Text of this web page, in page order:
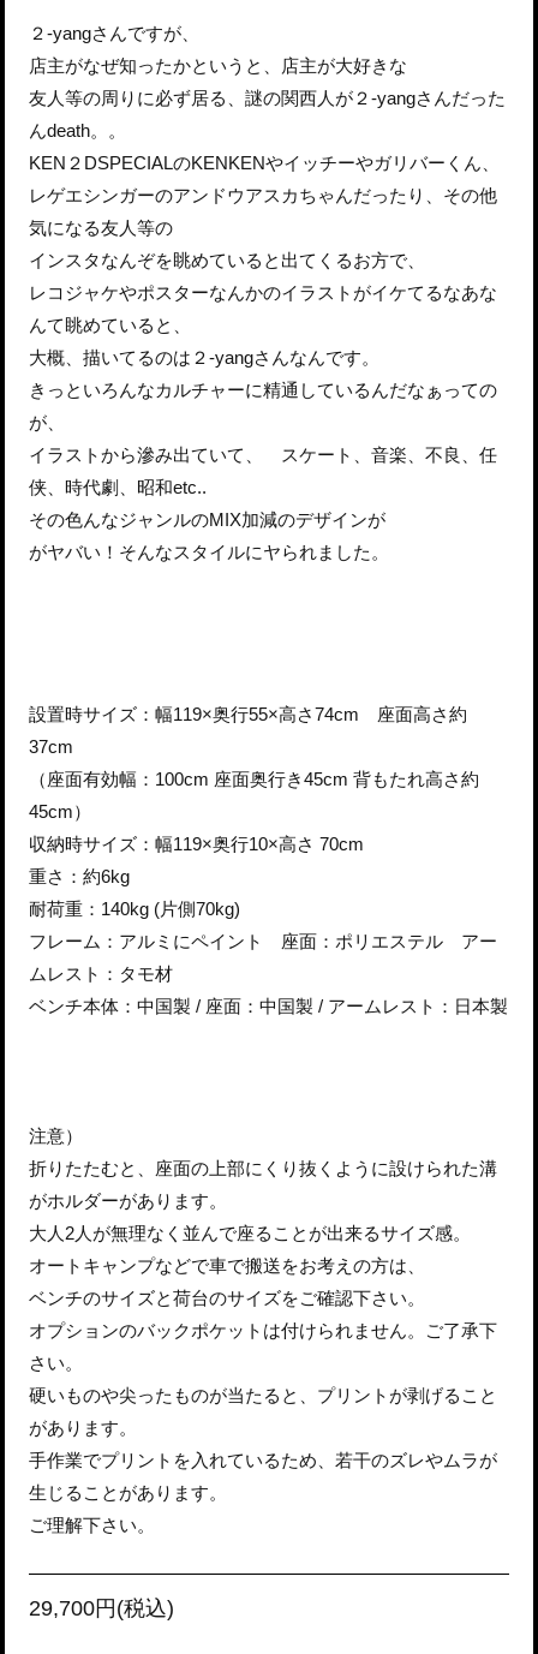
２-yangさんですが、
店主がなぜ知ったかというと、店主が大好きな
友人等の周りに必ず居る、謎の関西人が２-yangさんだった
んdeath。。
KEN２DSPECIALのKENKENやイッチーやガリバーくん、
レゲエシンガーのアンドウアスカちゃんだったり、その他
気になる友人等の
インスタなんぞを眺めていると出てくるお方で、
レコジャケやポスターなんかのイラストがイケてるなあな
んて眺めていると、
大概、描いてるのは２-yangさんなんです。
きっといろんなカルチャーに精通しているんだなぁっての
が、
イラストから滲み出ていて、 スケート、音楽、不良、任
侠、時代劇、昭和etc..
その色んなジャンルのMIX加減のデザインが
がヤバい！そんなスタイルにヤられました。
設置時サイズ：幅119×奥行55×高さ74cm 座面高さ約
37cm
（座面有効幅：100cm 座面奥行き45cm 背もたれ高さ約
45cm）
収納時サイズ：幅119×奥行10×高さ 70cm
重さ：約6kg
耐荷重：140kg (片側70kg)
フレーム：アルミにペイント 座面：ポリエステル アー
ムレスト：タモ材
ベンチ本体：中国製 / 座面：中国製 / アームレスト：日本製
注意）
折りたたむと、座面の上部にくり抜くように設けられた溝
がホルダーがあります。
大人2人が無理なく並んで座ることが出来るサイズ感。
オートキャンプなどで車で搬送をお考えの方は、
ベンチのサイズと荷台のサイズをご確認下さい。
オプションのバックポケットは付けられません。ご了承下
さい。
硬いものや尖ったものが当たると、プリントが剥げること
があります。
手作業でプリントを入れているため、若干のズレやムラが
生じることがあります。
ご理解下さい。
29,700円(税込)